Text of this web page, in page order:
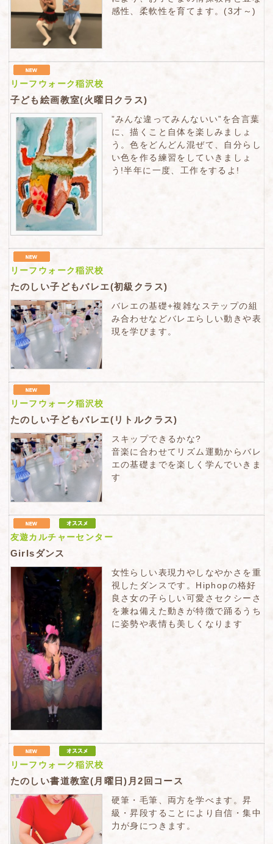
感性、柔軟性を育てます。(3才～)
リーフウォーク稲沢校
子ども絵画教室(火曜日クラス)
”みんな違ってみんないい”を合言葉
に、描くこと自体を楽しみましょ
う。色をどんどん混ぜて、自分らし
い色を作る練習をしていきましょ
う!半年に一度、工作をするよ!
リーフウォーク稲沢校
たのしい子どもバレエ(初級クラス)
バレエの基礎+複雑なステップの組
み合わせなどバレエらしい動きや表
現を学びます。
リーフウォーク稲沢校
たのしい子どもバレエ(リトルクラス)
スキップできるかな?
音楽に合わせてリズム運動からバレ
エの基礎までを楽しく学んでいきま
す
友遊カルチャーセンター
Girlsダンス
女性らしい表現力やしなやかさを重
視したダンスです。Hiphopの格好
良さ女の子らしい可愛さセクシーさ
を兼ね備えた動きが特徴で踊るうち
に姿勢や表情も美しくなります
リーフウォーク稲沢校
たのしい書道教室(月曜日)月2回コース
硬筆・毛筆、両方を学べます。昇
級・昇段することにより自信・集中
力が身につきます。